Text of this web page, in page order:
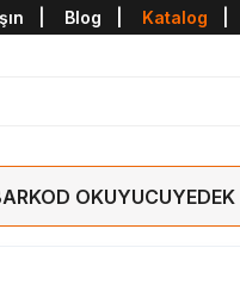
Blog Katalog
OKUYUCU